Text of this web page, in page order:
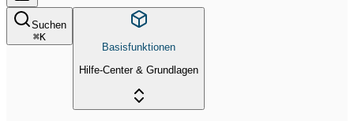
Suchen
⌘K
Basisfunktionen
Hilfe-Center & Grundlagen